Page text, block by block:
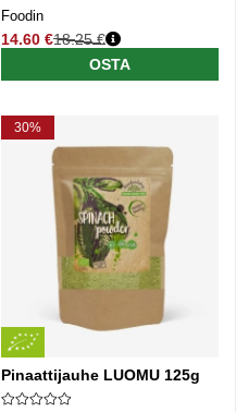
Foodin
14.60 €
Normaali hinta
18.25 €
OSTA
30%
Pinaattijauhe LUOMU 125g